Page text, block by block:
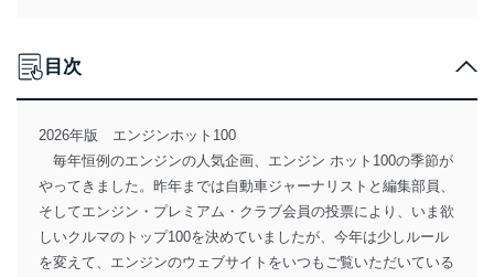
目次
2026年版 エンジンホット100
毎年恒例のエンジンの人気企画、エンジン ホット100の季節が
やってきました。昨年までは自動車ジャーナリストと編集部員、
そしてエンジン・プレミアム・クラブ会員の投票により、いま欲
しいクルマのトップ100を決めていましたが、今年は少しルール
を変えて、エンジンのウェブサイトをいつもご覧いただいている